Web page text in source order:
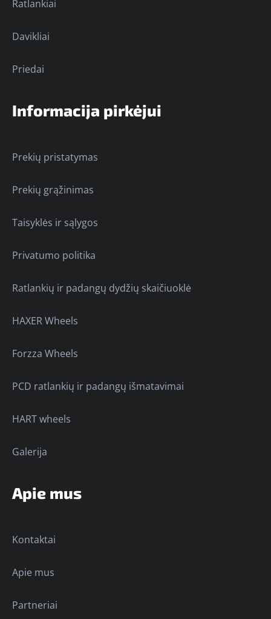
Ratlankiai
Davikliai
Priedai
Informacija pirkėjui
Prekių pristatymas
Prekių grąžinimas
Taisyklės ir sąlygos
Privatumo politika
Ratlankių ir padangų dydžių skaičiuoklė
HAXER Wheels
Forzza Wheels
PCD ratlankių ir padangų išmatavimai
HART wheels
Galerija
Apie mus
Kontaktai
Apie mus
Partneriai